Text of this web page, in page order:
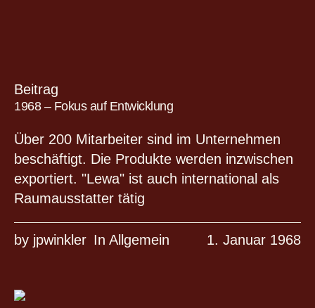
Beitrag
1968 – Fokus auf Entwicklung
Über 200 Mitarbeiter sind im Unternehmen
beschäftigt. Die Produkte werden inzwischen
exportiert. "Lewa" ist auch international als
Raumausstatter tätig
1. Januar 1968
by jpwinkler In Allgemein